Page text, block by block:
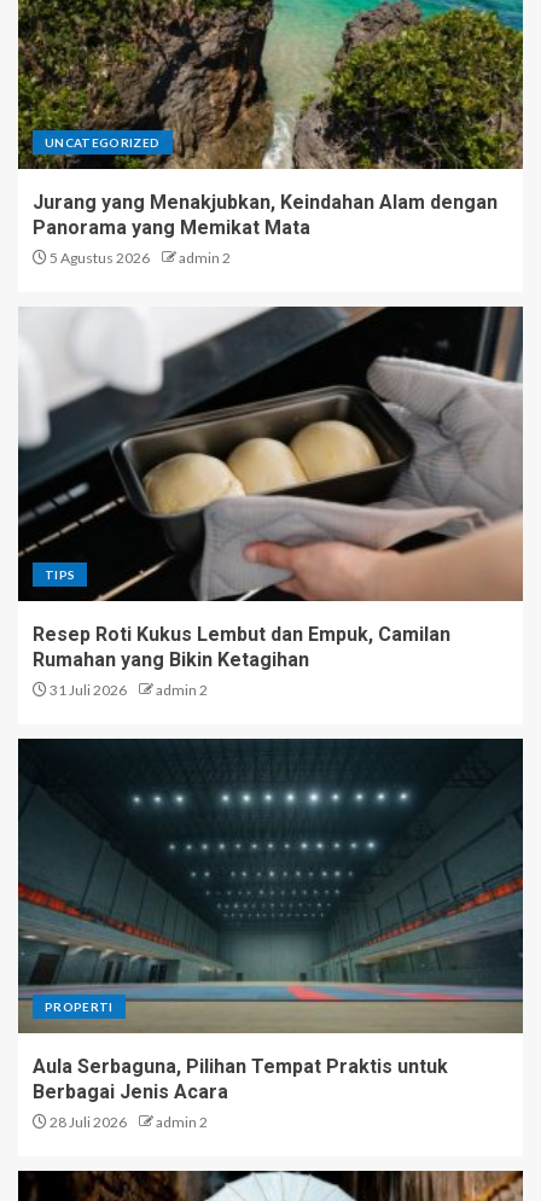
UNCATEGORIZED
Jurang yang Menakjubkan, Keindahan Alam dengan
Panorama yang Memikat Mata
5 Agustus 2026 admin 2
TIPS
Resep Roti Kukus Lembut dan Empuk, Camilan
Rumahan yang Bikin Ketagihan
31 Juli 2026 admin 2
PROPERTI
Aula Serbaguna, Pilihan Tempat Praktis untuk
Berbagai Jenis Acara
28 Juli 2026 admin 2